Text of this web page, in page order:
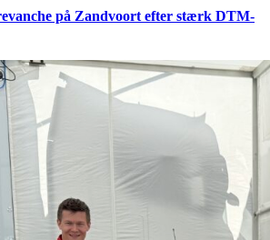
på Zandvoort efter stærk DTM-